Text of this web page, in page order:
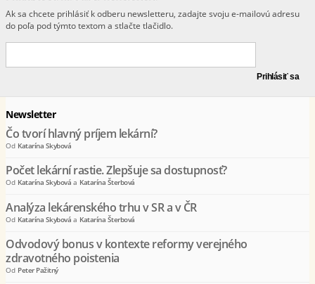
Ak sa chcete prihlásiť k odberu newsletteru, zadajte svoju e-mailovú adresu
do poľa pod týmto textom a stlačte tlačidlo.
Newsletter
Čo tvorí hlavný príjem lekární?
Od Katarína Skybová
Počet lekární rastie. Zlepšuje sa dostupnosť?
Od Katarína Skybová a Katarína Šterbová
Analýza lekárenského trhu v SR a v ČR
Od Katarína Skybová a Katarína Šterbová
Odvodový bonus v kontexte reformy verejného
zdravotného poistenia
Od Peter Pažitný